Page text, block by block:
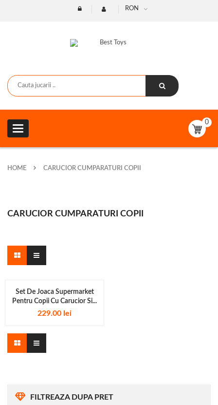
RON
Toggle
navigation
0
HOME CARUCIOR CUMPARATURI COPII
FILTREAZA DUPA PRET
CARUCIOR CUMPARATURI COPII
Set De Joaca Supermarket
Pentru Copii Cu Carucior Si...
229.00 lei